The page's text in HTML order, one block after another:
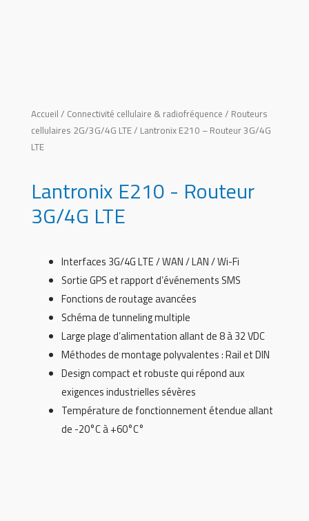
Accueil / Connectivité cellulaire & radiofréquence / Routeurs
cellulaires 2G/3G/4G LTE/ Lantronix E210 – Routeur 3G/4G
LTE
Lantronix E210 - Routeur
3G/4G LTE
Interfaces 3G/4G LTE / WAN / LAN / Wi-Fi
Sortie GPS et rapport d’événements SMS
Fonctions de routage avancées
Schéma de tunneling multiple
Large plage d’alimentation allant de 8 à 32 VDC
Méthodes de montage polyvalentes : Rail et DIN
Design compact et robuste qui répond aux
exigences industrielles sévères
Température de fonctionnement étendue allant
de -20°C à +60°C°